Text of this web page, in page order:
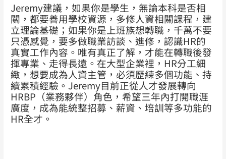
Jeremy建議，如果你是學生，無論本科是否相
關，都要善用學校資源，多修人資相關課程，建
立理論基礎；如果你是上班族想轉職，千萬不要
只憑感覺，要多做職業訪談、進修，認識HR的
真實工作內容。唯有真正了解，才能在轉職後發
揮專業、走得長遠。 在大型企業裡，HR分工細
緻，想要成為人資主管，必須歷練多個功能、持
續累積經驗。Jeremy目前正從人才發展轉向
HRBP（業務夥伴）角色，希望三年內打開職涯
廣度，成為能統整招募、薪資、培訓等多功能的
HR全才。